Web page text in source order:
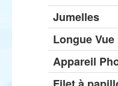
Jumelles
Longue Vue
Appareil